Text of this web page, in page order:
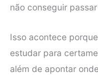
não conseguir
Isso acontece
estudar para
além de apontar